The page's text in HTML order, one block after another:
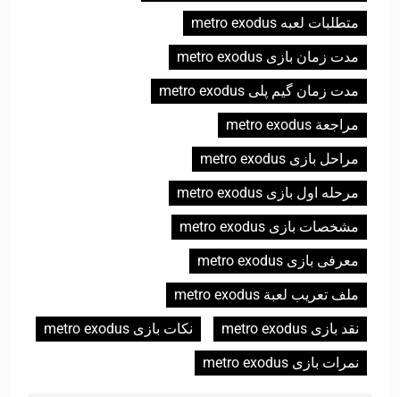
متطلبات لعبه metro exodus
مدت زمان بازی metro exodus
مدت زمان گیم پلی metro exodus
مراجعة metro exodus
مراحل بازی metro exodus
مرحله اول بازی metro exodus
مشخصات بازی metro exodus
معرفی بازی metro exodus
ملف تعريب لعبة metro exodus
نقد بازی metro exodus
نکات بازی metro exodus
نمرات بازی metro exodus